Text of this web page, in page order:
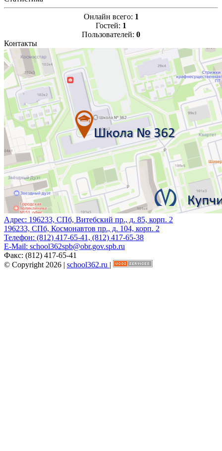
Онлайн всего: 1
Гостей: 1
Пользователей: 0
Контакты
Адрес: 196233, СПб, Витебский пр., д. 85, корп. 2
196233, СПб, Космонавтов пр., д. 104, корп. 2
Телефон: (812) 417-65-41, (812) 417-65-38
E-Mail: school362spb@obr.gov.spb.ru
Факс: (812) 417-65-41
© Copyright 2026 | school362.ru |